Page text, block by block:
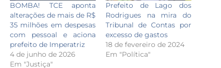
BOMBA! TCE aponta
alterações de mais de R$
35 milhões em despesas
com pessoal e aciona
prefeito de Imperatriz
4 de junho de 2026
Em "Justiça"
Prefeito de Lago dos
Rodrigues na mira do
Tribunal de Contas por
excesso de gastos
18 de fevereiro de 2024
Em "Política"